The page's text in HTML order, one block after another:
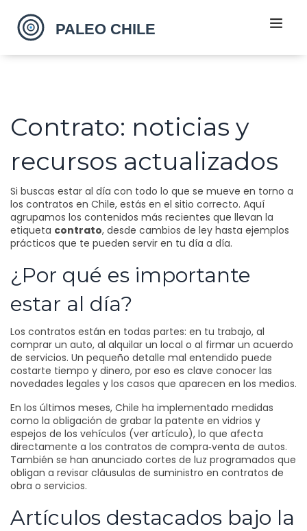
Contrato: noticias y
recursos actualizados
Si buscas estar al día con todo lo que se mueve en torno a
los contratos en Chile, estás en el sitio correcto. Aquí
agrupamos los contenidos más recientes que llevan la
etiqueta contrato, desde cambios de ley hasta ejemplos
prácticos que te pueden servir en tu día a día.
¿Por qué es importante
estar al día?
Los contratos están en todas partes: en tu trabajo, al
comprar un auto, al alquilar un local o al firmar un acuerdo
de servicios. Un pequeño detalle mal entendido puede
costarte tiempo y dinero, por eso es clave conocer las
novedades legales y los casos que aparecen en los medios.
En los últimos meses, Chile ha implementado medidas
como la obligación de grabar la patente en vidrios y
espejos de los vehículos (ver artículo), lo que afecta
directamente a los contratos de compra‑venta de autos.
También se han anunciado cortes de luz programados que
obligan a revisar cláusulas de suministro en contratos de
obra o servicios.
Artículos destacados bajo la